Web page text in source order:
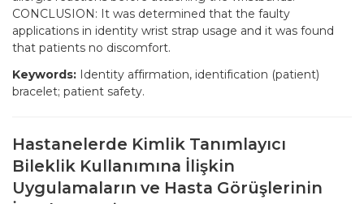
CONCLUSION: It was determined that the faulty
applications in identity wrist strap usage and it was found
that patients no discomfort.
Keywords: Identity affirmation, identification (patient)
bracelet; patient safety.
Hastanelerde Kimlik Tanımlayıcı
Bileklik Kullanımına İlişkin
Uygulamaların ve Hasta Görüşlerinin